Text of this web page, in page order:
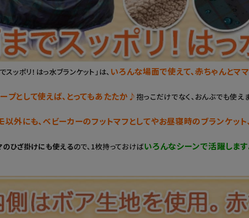
スッポリ！はっ水ブランケット」は、 いろんな場面で使えて、赤ちゃんとマ
プとして使えば、とってもあたたか♪ 抱っこだけでなく、おんぶでも使えま
以外にも、ベビーカーのフットマフとしてやお昼寝時のブランケッ
のひざ掛けにも使えるので、1枚持っておけばいろんなシーンで活躍します